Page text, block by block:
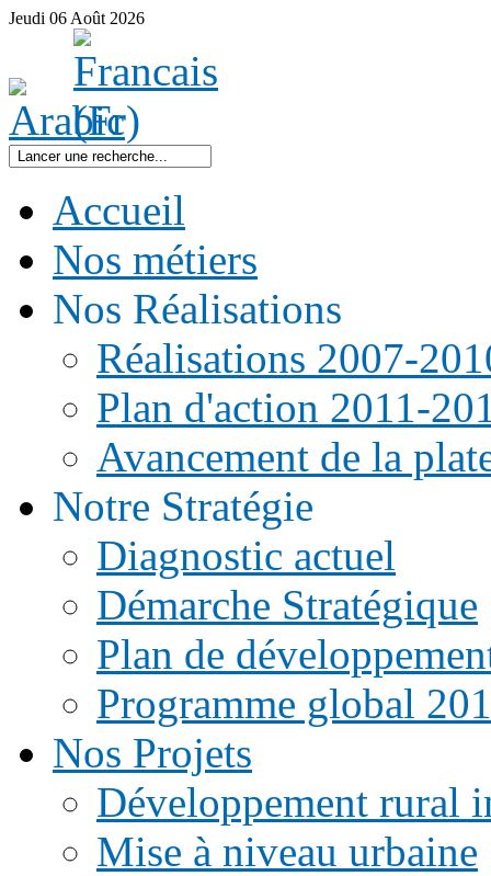
Jeudi 06 Août 2026
Accueil
Nos métiers
Nos Réalisations
Réalisations 2007-
Plan d'action 2011-
Avancement de la
Notre Stratégie
Diagnostic actuel
Démarche Stratégique
Plan de
Programme global
Nos Projets
Développement rural
Mise à niveau urbaine